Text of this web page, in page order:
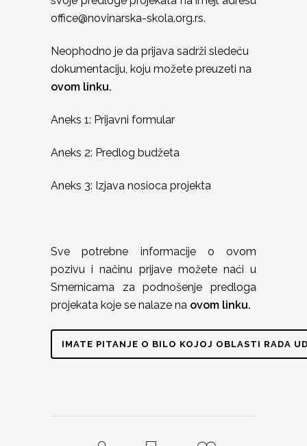
office@novinarska-skola.org.rs.
Neophodno je da prijava sadrži sledeću
dokumentaciju, koju možete preuzeti na
ovom linku.
Aneks 1: Prijavni formular
Aneks 2: Predlog budžeta
Aneks 3: Izjava nosioca projekta
Sve potrebne informacije o ovom
pozivu i načinu prijave možete naći u
Smernicama za podnošenje predloga
projekata koje se nalaze na ovom linku.
IMATE PITANJE O BILO KOJOJ OBLASTI RADA